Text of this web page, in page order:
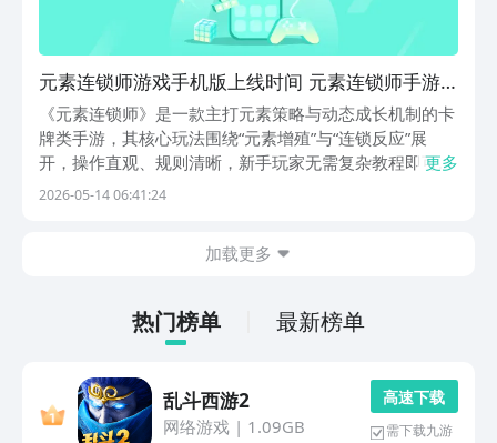
元素连锁师游戏手机版上线时间 元素连锁师手游
正式发布日期揭晓
《元素连锁师》是一款主打元素策略与动态成长机制的卡
牌类手游，其核心玩法围绕“元素增殖”与“连锁反应”展
开，操作直观、规则清晰，新手玩家无需复杂教程即可快
速投入对局。目前游戏尚未发布正式版本，但已于5月2日
更多
2026-05-14 06:41:24
加载更多
热门榜单 最新榜单
乱斗西游2
网络游戏| 1.09GB
高 速 下 载
需下载九游